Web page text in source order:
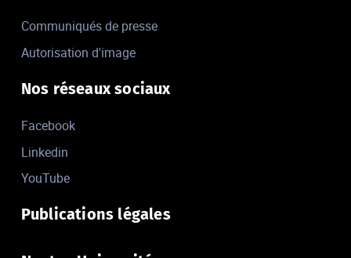
Communiqués de presse
Autorisation d'image
Nos réseaux sociaux
Facebook
Linkedin
YouTube
Publications légales